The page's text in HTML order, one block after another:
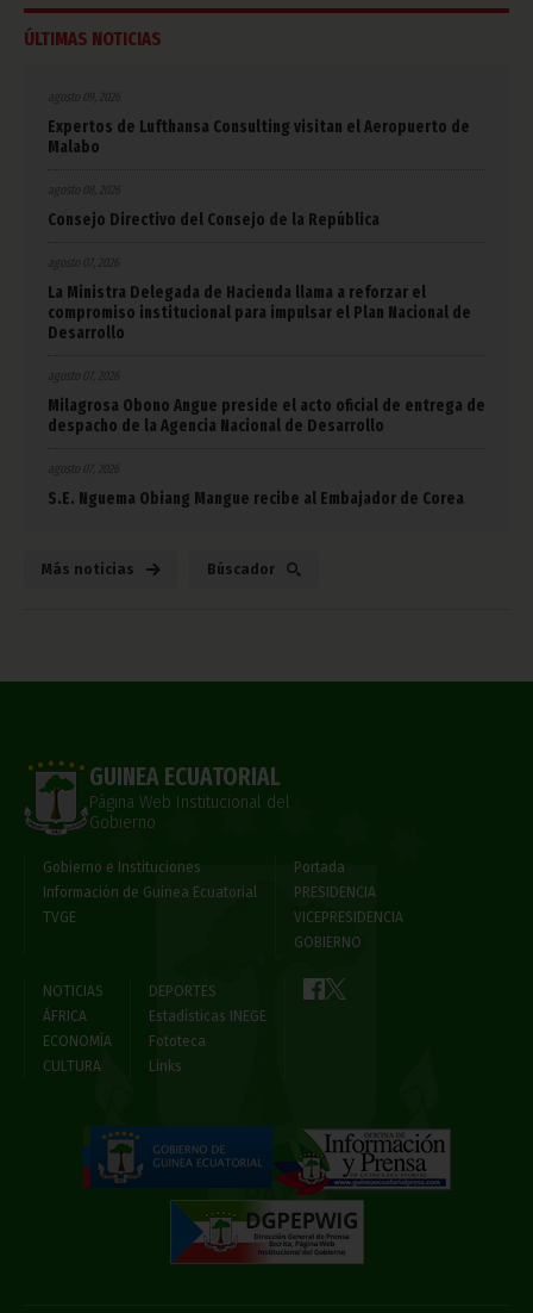
ÚLTIMAS NOTICIAS
agosto 09, 2026
Expertos de Lufthansa Consulting visitan el Aeropuerto de
Malabo
agosto 08, 2026
Consejo Directivo del Consejo de la República
agosto 07, 2026
La Ministra Delegada de Hacienda llama a reforzar el
compromiso institucional para impulsar el Plan Nacional de
Desarrollo
agosto 07, 2026
Milagrosa Obono Angue preside el acto oficial de entrega de
despacho de la Agencia Nacional de Desarrollo
agosto 07, 2026
S.E. Nguema Obiang Mangue recibe al Embajador de Corea
Más noticias Búscador
GUINEA ECUATORIAL
Página Web Institucional del
Gobierno
Gobierno e Instituciones
Información de Guinea Ecuatorial
TVGE
Portada
PRESIDENCIA
VICEPRESIDENCIA
GOBIERNO
NOTICIAS
ÁFRICA
ECONOMÍA
CULTURA
DEPORTES
Estadísticas INEGE
Fototeca
Links